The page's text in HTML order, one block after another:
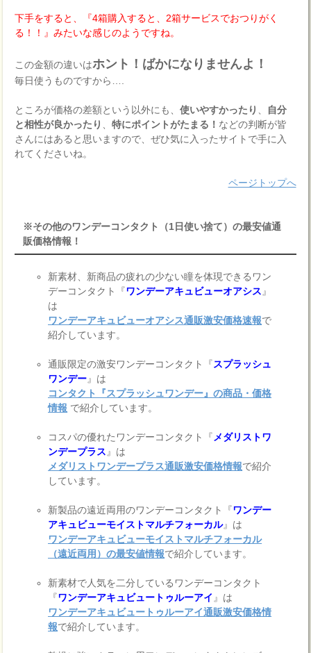
下手をすると、『4箱購入すると、2箱サービスでおつりがく
る！！』みたいな感じのようですね。
この金額の違いはホント！ばかになりませんよ！
毎日使うものですから….
ところが価格の差額という以外にも、使いやすかったり
自分
と相性が良かったり
、特にポイントがたまる！ などの判断が皆
さんにはあると思いますので、ぜひ気に入ったサイトで手に入
れてくださいね。
ページトップへ
※その他のワンデーコンタクト（1日使い捨て）の最安値通
販価格情報！
新素材、新商品の疲れの少ない瞳を体現できるワン
デーコンタクト『ワンデーアキュビューオアシス 』
は
ワンデーアキュビューオアシス通販激安価格速報で
紹介しています。
通販限定の激安ワンデーコンタクト『スプラッシュ
ワンデー』は
コンタクト『スプラッシュワンデー』の商品・価格
情報 で紹介しています。
コスパの優れたワンデーコンタクト『 メダリストワ
ンデープラス 』は
メダリストワンデープラス通販激安価格情報で紹介
しています。
新製品の遠近両用のワンデーコンタクト『ワンデー
アキュビューモイストマルチフォーカル』は
ワンデーアキュビューモイストマルチフォーカル
（遠近両用）の最安値情報で紹介しています。
新素材で人気を二分しているワンデーコンタクト
『ワンデーアキュビュートゥルーアイ 』は
ワンデーアキュビュートゥルーアイ通販激安価格情
報で紹介しています。